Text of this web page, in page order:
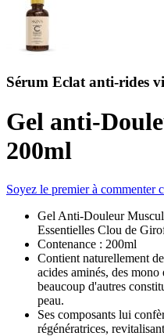
Sérum Eclat anti-rides
Gel anti-
200ml
Soyez le premier à commenter
Gel Anti-Douleur
Essentielles Clou de
Contenance : 200ml
Contient naturellement
acides aminés, des
beaucoup d'autres
peau.
Ses composants lui
régénératrices,